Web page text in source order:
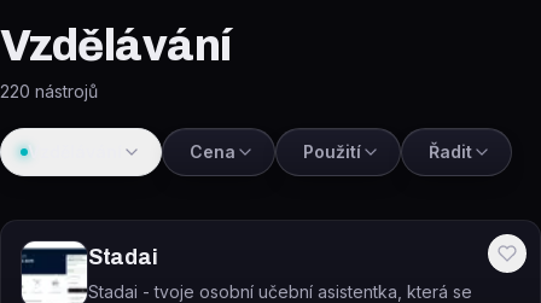
Vzdělávání
220 nástrojů
Vzdělávání Cena Použití Řadit
Stadai
Stadai - tvoje osobní učební asistentka, která se